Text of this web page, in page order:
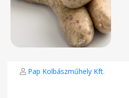
Pap Kolbászműhely Kft.